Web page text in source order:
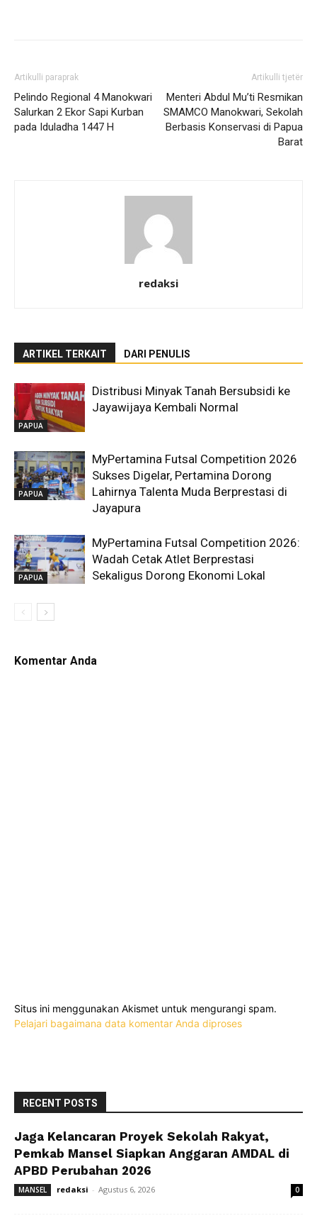
Artikulli paraprak
Pelindo Regional 4 Manokwari
Salurkan 2 Ekor Sapi Kurban
pada Iduladha 1447 H
Artikulli tjetër
Menteri Abdul Mu’ti Resmikan
SMAMCO Manokwari, Sekolah
Berbasis Konservasi di Papua
Barat
redaksi
ARTIKEL TERKAIT DARI PENULIS
PAPUA
Distribusi Minyak Tanah Bersubsidi ke
Jayawijaya Kembali Normal
PAPUA
MyPertamina Futsal Competition 2026
Sukses Digelar, Pertamina Dorong
Lahirnya Talenta Muda Berprestasi di
Jayapura
PAPUA
MyPertamina Futsal Competition 2026:
Wadah Cetak Atlet Berprestasi
Sekaligus Dorong Ekonomi Lokal
Komentar Anda
Situs ini menggunakan Akismet untuk mengurangi spam.
Pelajari bagaimana data komentar Anda diproses
RECENT POSTS
Jaga Kelancaran Proyek Sekolah Rakyat,
Pemkab Mansel Siapkan Anggaran AMDAL di
APBD Perubahan 2026
MANSEL redaksi - Agustus 6, 2026 0